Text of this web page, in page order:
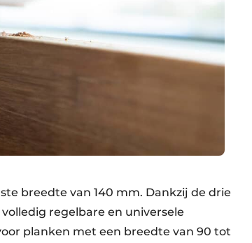
breedte van 140 mm. Dankzij de drie
regelbare en universele
planken met een breedte van 90 tot